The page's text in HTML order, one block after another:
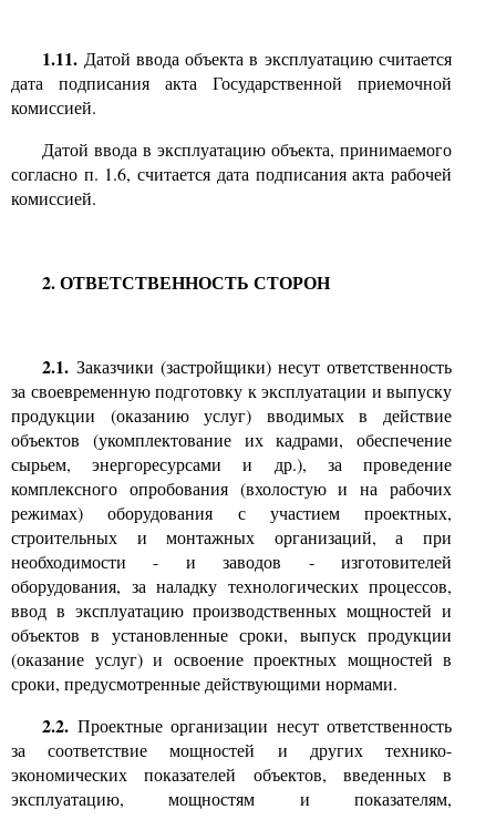
1.11. Датой ввода объекта в эксплуатацию считается
дата подписания акта Государственной приемочной
комиссией.
Датой ввода в эксплуатацию объекта, принимаемого
согласно п. 1.6,считается дата подписания акта рабочей
комиссией.
2.ОТВЕТСТВЕННОСТЬ СТОРОН
2.1. Заказчики (застройщики) несут ответственность
за своевременную подготовку к эксплуатации и выпуску
продукции (оказанию услуг) вводимых в действие
объектов (укомплектование их кадрами, обеспечение
сырьем, энергоресурсами и др.), за проведение
комплексного опробования (вхолостую и на рабочих
режимах) оборудования с участием проектных,
строительных и монтажных организаций, а при
необходимости - и заводов -изготовителей
оборудования, за наладку технологических процессов,
ввод в эксплуатацию производственных мощностей и
объектов в установленные сроки, выпуск продукции
(оказание услуг) и освоение проектных мощностей в
сроки, предусмотренные действующими нормами.
2.2. Проектные организации несут ответственность
за соответствие мощностей и других технико-
экономических показателей объектов, введенных в
эксплуатацию, мощностям и показателям,